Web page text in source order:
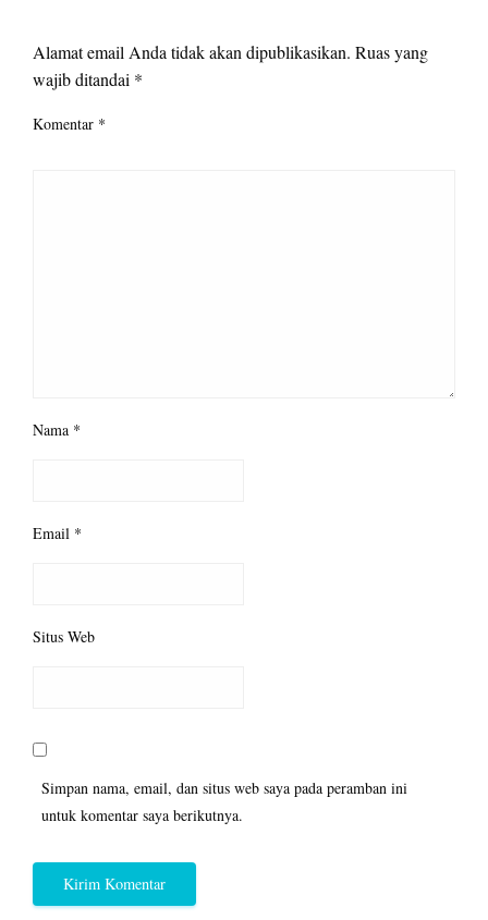
Alamat email Anda tidak akan dipublikasikan. Ruas yang
wajib ditandai *
Komentar *
Nama *
Email *
Situs Web
Simpan nama, email, dan situs web saya pada peramban ini
untuk komentar saya berikutnya.